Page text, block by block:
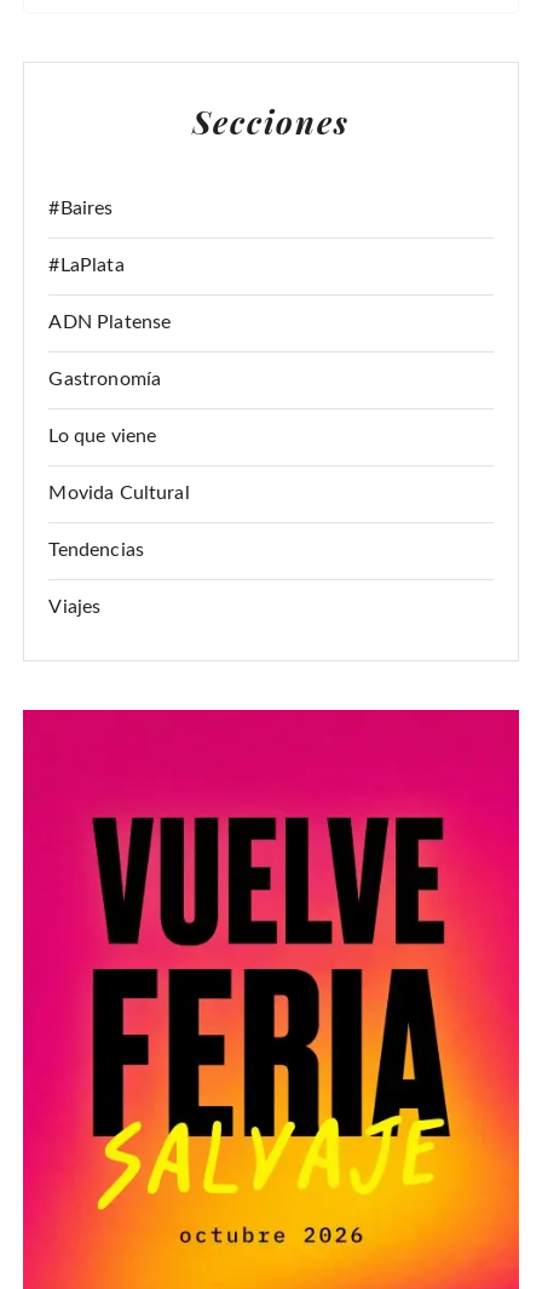
C
Secciones
#Baires
#LaPlata
ADN Platense
Gastronomía
Lo que viene
Movida Cultural
Tendencias
Viajes